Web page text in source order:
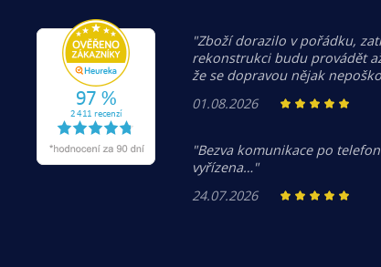
"Zboží dorazilo v pořádku,
rekonstrukci budu provádět
že se dopravou nějak
01.08.2026
"Bezva komunikace po
vyřízena…"
24.07.2026